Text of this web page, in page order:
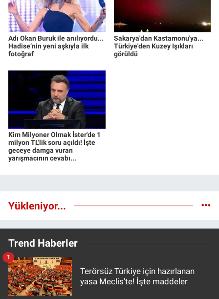
Adı Okan Buruk ile anılıyordu...
Hadise’nin yeni aşkıyla ilk
fotoğraf
Sakarya'dan Kastamonu'ya...
Türkiye'den Kuzey Işıkları
görüldü
Kim Milyoner Olmak İster'de 1
milyon TL'lik soru açıldı! İşte
geceye damga vuran
yarışmacının cevabı...
Yükleniyor...
Trend Haberler
Terörsüz Türkiye için hazırlanan
yasa Meclis'te! İşte maddeler
1